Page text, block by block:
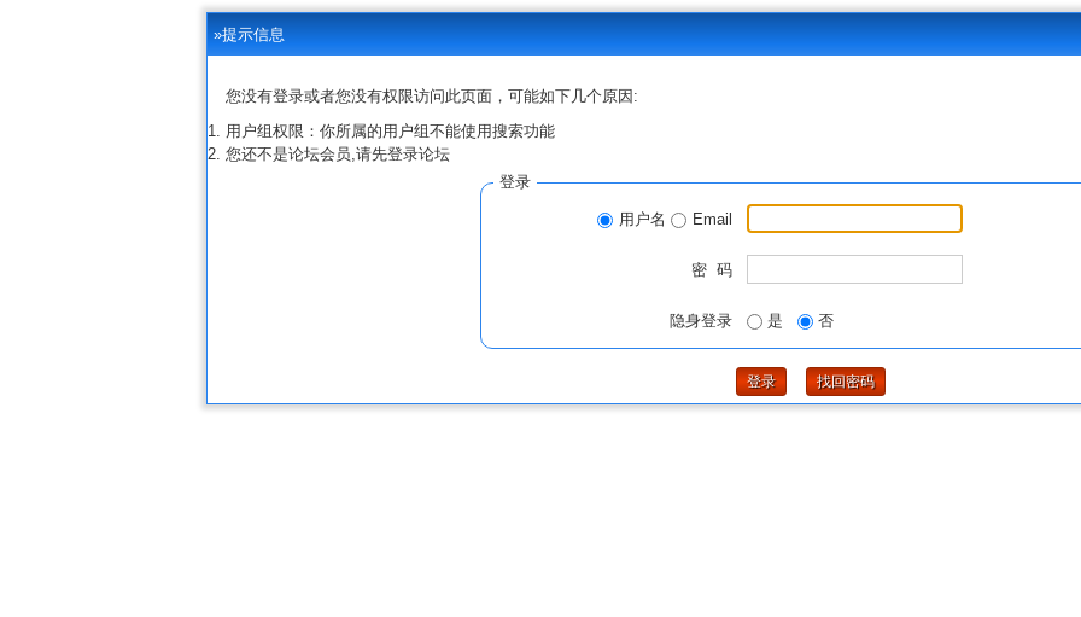
»提示信息
您没有登录或者您没有权限访问此页面，可能如下几个原因:
用户组权限：你所属的用户组不能使用搜索功能
您还不是论坛会员,请先登录论坛
登录
用户名 Email
密 码
隐身登录 是 否